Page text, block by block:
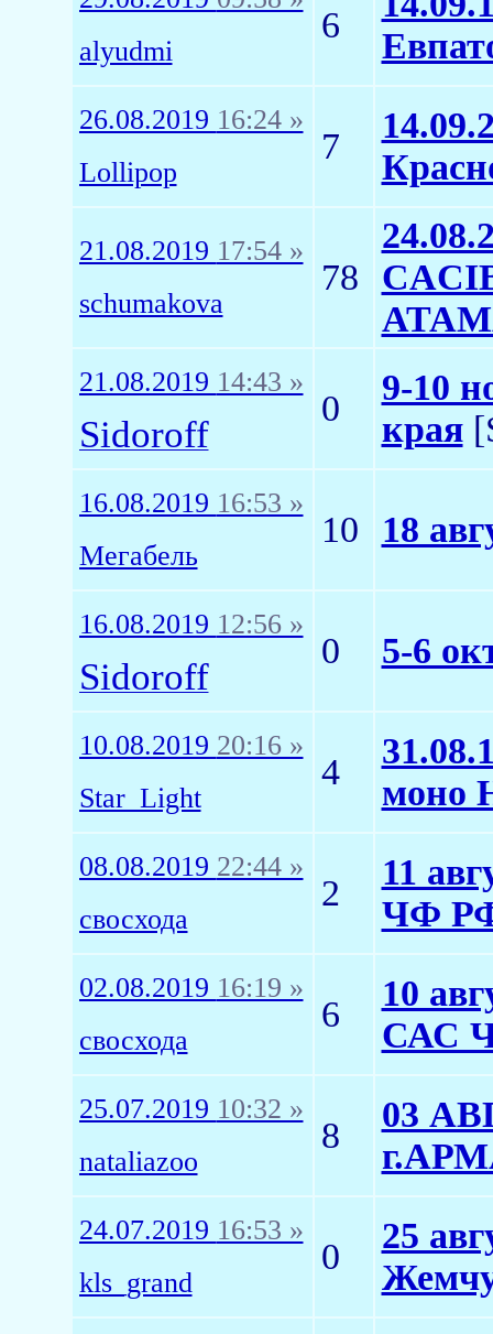
alyudmi
6
26.08.2019 16:24 »
Lollipop
7
21.08.2019 17:54 »
schumakova
78
21.08.2019 14:43 »
Sidoroff
0
9-10
края
16.08.2019 16:53 »
Мегабель
10 18
16.08.2019 12:56 »
Sidoroff
0 5-6
10.08.2019 20:16 »
Star_Light
4
моно
08.08.2019 22:44 »
свосхода
2
11
ЧФ
02.08.2019 16:19 »
свосхода
6
10
САС
25.07.2019 10:32 »
nataliazoo
8
03
24.07.2019 16:53 »
kls_grand
0
25